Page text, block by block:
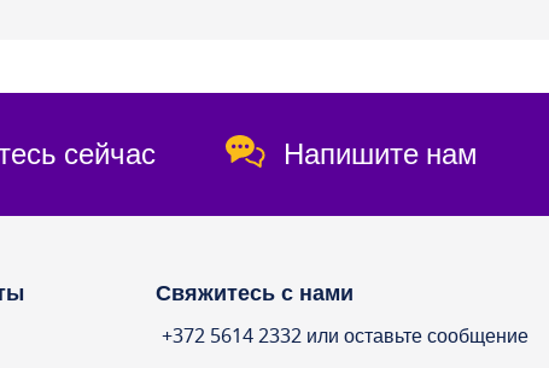
сейчас Напишите нам
Свяжитесь с нами
+372 5614 2332 или оставьте сообщение